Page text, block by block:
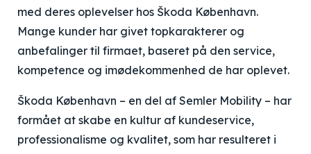
med deres oplevelser hos Škoda København.
Mange kunder har givet topkarakterer og
anbefalinger til firmaet, baseret på den service,
kompetence og imødekommenhed de har oplevet.
Škoda København – en del af Semler Mobility – har
formået at skabe en kultur af kundeservice,
professionalisme og kvalitet, som har resulteret i